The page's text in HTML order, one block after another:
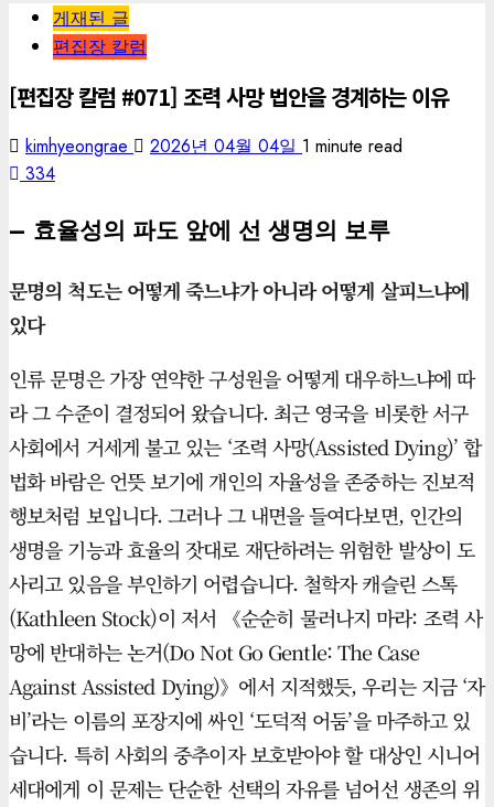
게재된 글
편집장 칼럼
[편집장 칼럼 #071] 조력 사망 법안을 경계하는 이유
kimhyeongrae 2026년 04월 04일 1 minute read
334
– 효율성의 파도 앞에 선 생명의 보루
문명의 척도는 어떻게 죽느냐가 아니라 어떻게 살피느냐에
있다
인류 문명은 가장 연약한 구성원을 어떻게 대우하느냐에 따
라 그 수준이 결정되어 왔습니다. 최근 영국을 비롯한 서구
사회에서 거세게 불고 있는 ‘조력 사망(Assisted Dying)’ 합
법화 바람은 언뜻 보기에 개인의 자율성을 존중하는 진보적
행보처럼 보입니다. 그러나 그 내면을 들여다보면, 인간의
생명을 기능과 효율의 잣대로 재단하려는 위험한 발상이 도
사리고 있음을 부인하기 어렵습니다. 철학자 캐슬린 스톡
(Kathleen Stock)이 저서 《순순히 물러나지 마라: 조력 사
망에 반대하는 논거(Do Not Go Gentle: The Case
Against Assisted Dying)》에서 지적했듯, 우리는 지금 ‘자
비’라는 이름의 포장지에 싸인 ‘도덕적 어둠’을 마주하고 있
습니다. 특히 사회의 중추이자 보호받아야 할 대상인 시니어
세대에게 이 문제는 단순한 선택의 자유를 넘어선 생존의 위